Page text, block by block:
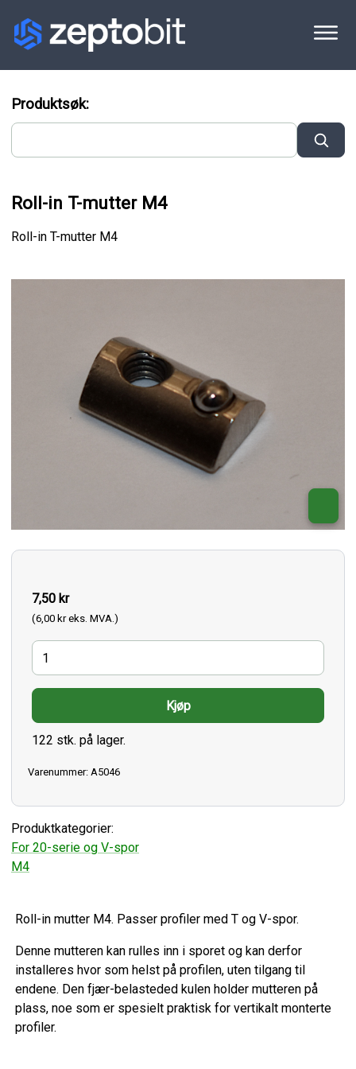
Produktsøk:
Roll-in T-mutter M4
Roll-in T-mutter M4
7,50 kr
(6,00 kr eks. MVA.)
122 stk. på lager.
Varenummer: A5046
Produktkategorier:
For 20-serie og V-spor
M4
Roll-in mutter M4. Passer profiler med T og V-spor.
Denne mutteren kan rulles inn i sporet og kan derfor
installeres hvor som helst på profilen, uten tilgang til
endene. Den fjær-belasteded kulen holder mutteren på
plass, noe som er spesielt praktisk for vertikalt monterte
profiler.